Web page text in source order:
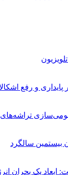
بیستمین سالگرد
یک بحران